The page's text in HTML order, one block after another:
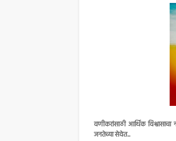
वणीकरांसाठी आर्थिक
जनतेच्या सेवेत...